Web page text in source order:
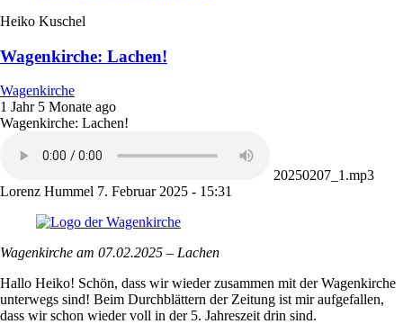
Heiko Kuschel
Wagenkirche: Lachen!
Wagenkirche
1 Jahr 5 Monate ago
Wagenkirche: Lachen!
20250207_1.mp3
Lorenz Hummel 7. Februar 2025 - 15:31
Wagenkirche am 07.02.2025 – Lachen
Hallo Heiko! Schön, dass wir wieder zusammen mit der Wagenkirche
unterwegs sind! Beim Durchblättern der Zeitung ist mir aufgefallen,
dass wir schon wieder voll in der 5. Jahreszeit drin sind.